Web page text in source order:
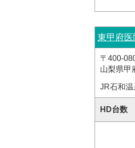
東甲府医
〒400-
山梨県甲
JR石和
HD台数